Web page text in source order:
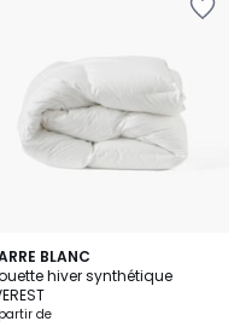
BLANC
hiver synthétique
de